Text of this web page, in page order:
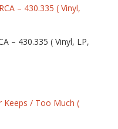
– 430.335 ( Vinyl, LP,